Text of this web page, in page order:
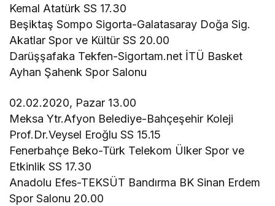
Kemal Atatürk SS 17.30
Beşiktaş Sompo Sigorta-Galatasaray Doğa Sig.
Akatlar Spor ve Kültür SS 20.00
Darüşşafaka Tekfen-Sigortam.net İTÜ Basket
Ayhan Şahenk Spor Salonu
02.02.2020, Pazar 13.00
Meksa Ytr.Afyon Belediye-Bahçeşehir Koleji
Prof.Dr.Veysel Eroğlu SS 15.15
Fenerbahçe Beko-Türk Telekom Ülker Spor ve
Etkinlik SS 17.30
Anadolu Efes-TEKSÜT Bandırma BK Sinan Erdem
Spor Salonu 20.00